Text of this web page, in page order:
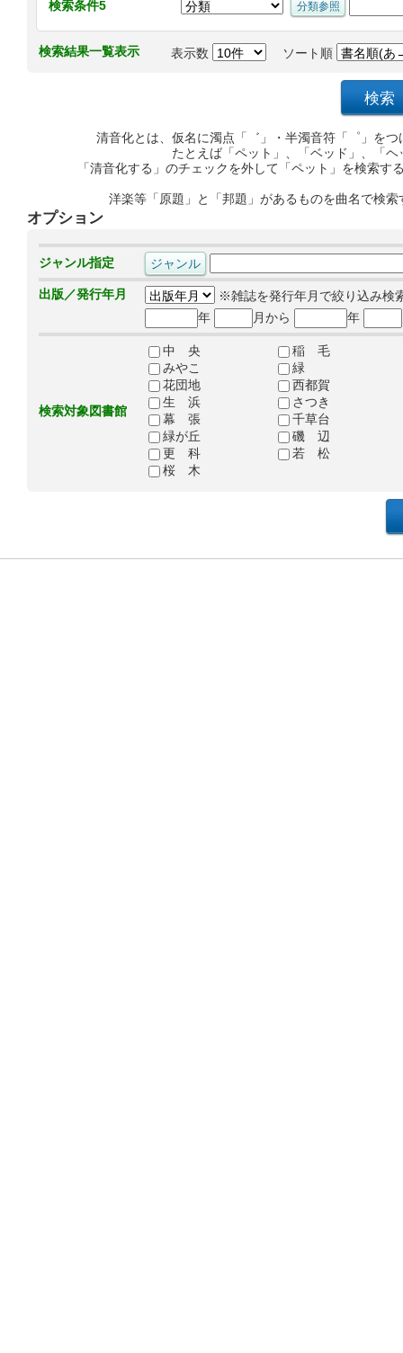
検索条件5
検索結果一覧表示 表示数 ソート順
清音化とは、仮名に濁点「゛」・半濁音符「゜」を
たとえば「ペット」、「ベッド」、「
「清音化する」のチェックを外して「ペット」を検索
洋楽等「原題」と「邦題」があるものを曲名で検
オプション
ジャンル指定
出版／発行年月
※雑誌を発行年月で絞り込み検
年
月から 年
検索対象図書館
中 央
稲 毛
みやこ
緑
花団地
西都賀
生 浜
さつき
幕 張
千草台
緑が丘
磯 辺
更 科
若 松
桜 木